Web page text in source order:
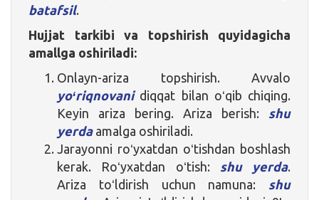
batafsil.
Hujjat tarkibi va topshirish quyidagicha
amallga oshiriladi:
Onlayn-ariza topshirish. Avvalo
yoʻriqnovanidiqqat bilan oʻqib chiqing.
Keyin ariza bering. Ariza berish: shu
yerdaamalga oshiriladi.
Jarayonni roʻyxatdan oʻtishdan boshlash
kerak. Roʻyxatdan oʻtish: shu yerda.
Ariza toʻldirish uchun namuna: shu